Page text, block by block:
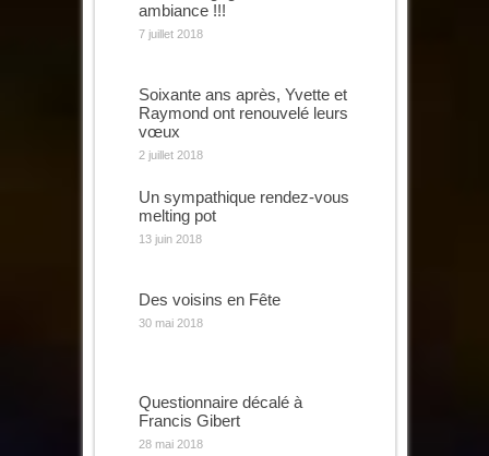
ambiance !!!
7 juillet 2018
Soixante ans après, Yvette et
Raymond ont renouvelé leurs
vœux
2 juillet 2018
Un sympathique rendez-vous
melting pot
13 juin 2018
Des voisins en Fête
30 mai 2018
Questionnaire décalé à
Francis Gibert
28 mai 2018